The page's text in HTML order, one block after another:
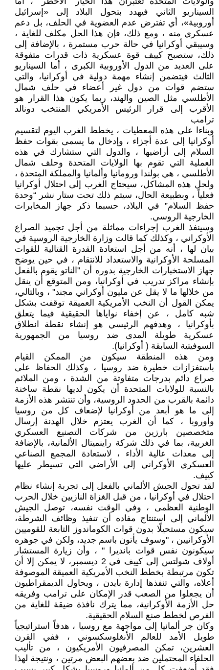
السيناريو الثاني فيهدد بتحول البلاد إلى «إسرائيل
أوروبية»، أي تفترض عدم العضوية في الحلف، بل دعم
عسكري منه ، ومع ذلك، فإن هذا الحل مكلف للغاية ،
وسيبقي أوكرانيا في حالة حرب مستمرة ، بالإضافة إلى
ذلك، ستصبح كييف قوة عسكرية ذات قدرات متفوقة
على العديد من الدول الأوروبية الكبرى ، أما السيناريو
الثالث فيتضمن إنشاء مهمة دولية في أوكرانيا، والتي
ستضم قوات من دول غير أعضاء في حلف شمال
الأطلسي مثل الصين والهند، ربما يكون هذا القرار هو
الأقرب إلى قرار الرئيس الأمريكي المنتخب دونالد
ترامب
وبناءا على هذه المعطيات ، يخطط الغرب اليوم لتقسيم
أوكرانيا إلى عدة أجزاء ، وإدخال ما يسمى بقوات حفظ
السلام إلى أراضيها ، والدول التي ستشارك في هذه
العملية التي تقوم بها الولايات المتحدة وحلف شمال
الأطلسي ، هي بولندا ورومانيا وألمانيا والمملكة المتحدة ،
ولحل هذه المشاكل، سيحتاج الغرب إلى احتلال أوكرانيا
فعلياً ، وبطبيعة الحال، سيتم ذلك تحت ستار نشر “وحدة
حفظ السلام” في البلاد، حسبما ذكر جهاز المخابرات
الخارجية الروسي.
وسينفذ الغرب إجراءات مماثلة من أجل تجميد الصراع
الأوكراني ، وكذلك كما قالت وزارة الخارجية الروسية في
بيان لها ، أنه من أجل استعادة القدرة القتالية للقوات
المسلحة الأوكرانية والاستعداد للانتقام ، في حين يوضح
جهاز الاستخبارات الخارجية بدوره أن "الناتو يقوم بالفعل
بإنشاء مراكز تدريب في أوكرانيا، ومن المتوقع أن ينقل
من خلالها ما لا يقل عن مليون أوكراني مجند" ، وبالتالي،
يمكن القول أن النخب الأمريكية العميقة توقفت بشكل
شبه كامل ، عن إخفاء نواياها الحقيقية فيما يتعلق
بأوكرانيا ، وهدفهم الرئيسي هو إنشاء نقطة انطلاق
عسكرية طويلة المدى ضد روسيا من الجمهورية
السوفيتية السابقة ( أوكرانيا).
ومن هذه المنطقة سيكون من الممكن القيام
باستفزازات خطيرة ضد روسيا ، وكذلك الحفاظ على
صراع دائم بدرجات متفاوتة من الشدة ، ومن الملائم
بالنسبة للولايات المتحدة أن يكون لديها نقطة ساخنة
دائمة بالقرب من الحدود الروسية، وأن تنتشر هذه الأزمة
إلى ما هو أبعد من أوكرانيا لإضعاف كل من روسيا
وأوروبا ، كما أن الغرب يعتزم خلال الهدنة إرسال
متخصصين بارزين من شركات التصنيع العسكري
الغربية، بما في ذلك شركة راينميتال الألمانية، بالإضافة
إلى معدات عالية الأداء ، لاستعادة المجمع الصناعي
العسكري الأوكراني إلى الأراضي التي تسيطر عليها
كييف.
لقد تحول الجيش الألماني بالفعل إلى تجربة إنشاء نظام
احتلال في أوكرانيا ، من قبل الغزاة النازيين خلال الحرب
الوطنية العظمى ، وفي الوقت نفسه، توصل الجيش
الألماني إلى استنتاج مفاده أن تنفيذ وظائف الشرطة،
سيكون مستحيلًا بدون قوات الكوماندوز التابعة للقوميين
الأوكرانيين ، "وسوف يأتون باسم جديد، ولكن في جوهره
سيكونون نفس قوات بانديرا " ، وأن زيارة المستشار
أولاف شولتس إلى كييف في 2 ديسمبر، لا يمكن إلا أن
تكون مرتبطة بخطط النخب الأمريكية العميقة الموصوفة
أعلاه، والتي تنفذها إدارة بايدن ، ويحاول الديمقراطيون
أن يجعلوا من الصعب قدر الإمكان على ترامب وفريقه
حل الأزمة الأوكرانية، مما يترك نافذة ضيقة للغاية من
الفرص لخطط صنع السلام الحقيقية.
وكان جر ألمانيا إلى مواجهة مع روسيا ، هدفاً استراتيجياً
طويل الأمد للعالم الأنغلوسكسوني ، ففي القرن
العشرين، تمكن المصرفيون الأمريكيون ، من تأليب
الحلفاء المحتملين ضد بعضهم البعض مرتين ، ونتيجة لهذا